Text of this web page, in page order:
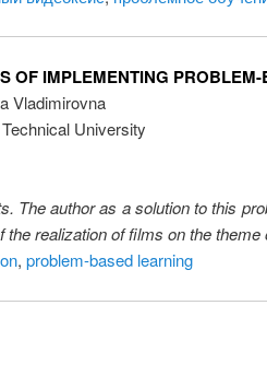
OF IMPLEMENTING
Vladimirovna
University
author as a solution to this
realization of films on the
, problem-based learning